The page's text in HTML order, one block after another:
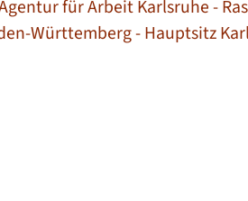
für Arbeit Karlsruhe -
Württemberg - Hauptsitz